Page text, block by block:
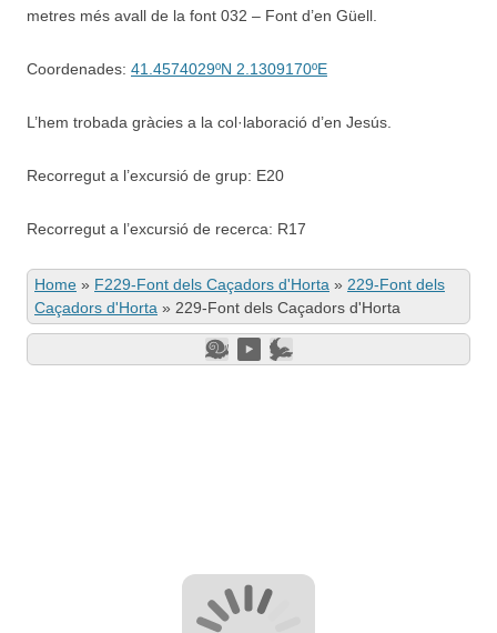
metres més avall de la font 032 – Font d’en Güell.
Coordenades: 41.4574029ºN 2.1309170ºE
L’hem trobada gràcies a la col·laboració d’en Jesús.
Recorregut a l’excursió de grup: E20
Recorregut a l’excursió de recerca: R17
Home » F229-Font dels Caçadors d'Horta » 229-Font dels
Caçadors d'Horta » 229-Font dels Caçadors d'Horta